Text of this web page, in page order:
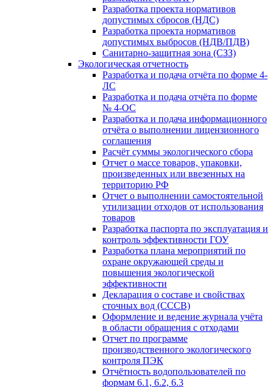
Разработка проекта нормативов
допустимых сбросов (НДС)
Разработка проекта нормативов
допустимых выбросов (НДВ/ПДВ)
Санитарно-защитная зона (СЗЗ)
Экологическая отчетность
Разработка и подача отчёта по форме 4-
ЛС
Разработка и подача отчёта по форме
№ 4-ОС
Разработка и подача информационного
отчёта о выполнении лицензионного
соглашения
Расчёт суммы экологического сбора
Отчет о массе товаров, упаковки,
произведенных или ввезенных на
территорию РФ
Отчет о выполнении самостоятельной
утилизации отходов от использования
товаров
Разработка паспорта по эксплуатация и
контроль эффективности ГОУ
Разработка плана мероприятий по
охране окружающей среды и
повышения экологической
эффективности
Декларация о составе и свойствах
сточных вод (СССВ)
Оформление и ведение журнала учёта
в области обращения с отходами
Отчет по программе
производственного экологического
контроля ПЭК
Отчётность водопользователей по
формам 6.1, 6.2, 6.3